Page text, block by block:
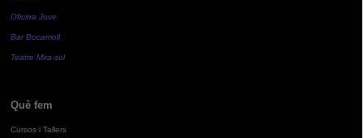
Oficina Jove
Bar Bocamoll
Teatre Mira-sol
Què fem
Cursos i Tallers